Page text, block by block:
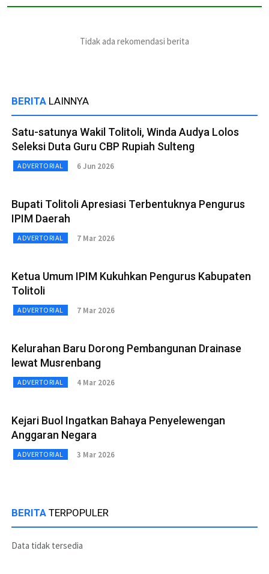
Tidak ada rekomendasi berita
BERITA LAINNYA
Satu-satunya Wakil Tolitoli, Winda Audya Lolos
Seleksi Duta Guru CBP Rupiah Sulteng
ADVERTORIAL 6 Jun 2026
Bupati Tolitoli Apresiasi Terbentuknya Pengurus
IPIM Daerah
ADVERTORIAL 7 Mar 2026
Ketua Umum IPIM Kukuhkan Pengurus Kabupaten
Tolitoli
ADVERTORIAL 7 Mar 2026
Kelurahan Baru Dorong Pembangunan Drainase
lewat Musrenbang
ADVERTORIAL 4 Mar 2026
Kejari Buol Ingatkan Bahaya Penyelewengan
Anggaran Negara
ADVERTORIAL 3 Mar 2026
BERITA TERPOPULER
Data tidak tersedia